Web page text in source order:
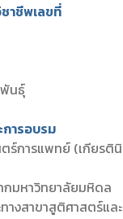
าชีพเลขที่
นธุ์
ารอบรม
ร์การแพทย์ (เกียรติ
กมหาวิทยาลัยมหิดล
งสาขาสูติศาสตร์และ